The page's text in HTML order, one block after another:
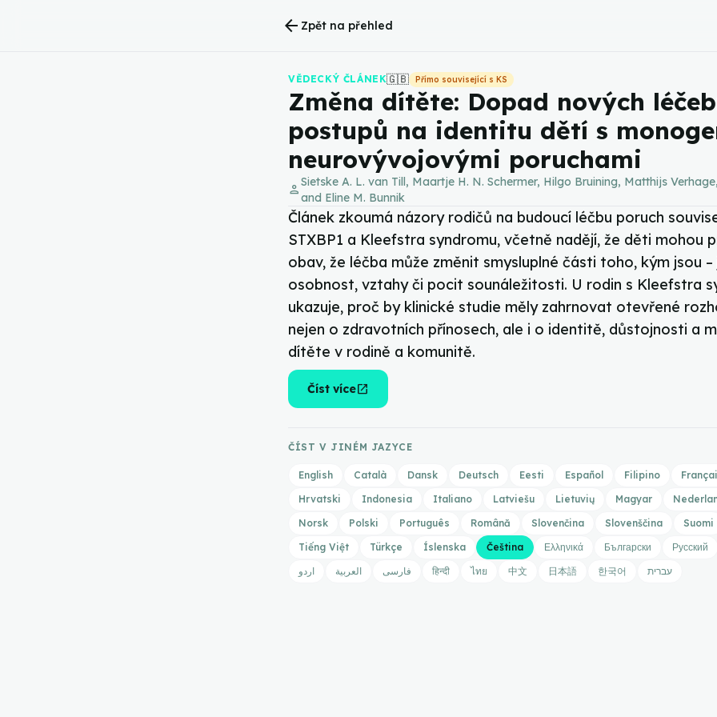
arrow_back Zpět na přehled
VĚDECKÝ ČLÁNEK🇬🇧 Přímo související s KS
Změna dítěte: Dopad nových
postupů na identitu dětí s
neurovývojovými poruchami
personSietske A. L. van Till, Maartje H. N. Schermer, Hilgo Bruining, Matthijs Verhage,
and Eline M. Bunnik
Článek zkoumá názory rodičů na budoucí léčbu poruch
STXBP1 a Kleefstra syndromu, včetně nadějí, že děti mohou
obav, že léčba může změnit smysluplné části toho, kým jsou –
osobnost, vztahy či pocit sounáležitosti. U rodin s Kleefstra
ukazuje, proč by klinické studie měly zahrnovat otevřené
nejen o zdravotních přínosech, ale i o identitě, důstojnosti a
dítěte v rodině a komunitě.
Číst víceopen_in_new
ČÍST V JINÉM JAZYCE
English Català Dansk Deutsch Eesti Español Filipino
Hrvatski
Indonesia Italiano Latviešu Lietuvių Magyar
Norsk
Polski Português Română Slovenčina Slovenščina Suomi
Tiếng Việt
Türkçe Íslenska Čeština Ελληνικά Български Русский
اردو
العربية فارسی हिन्दी ไทย 中文 日本語 한국어 עברית